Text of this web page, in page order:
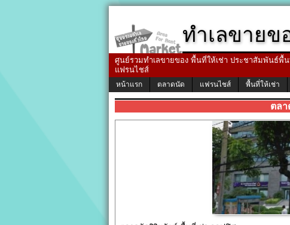
ทำเลขายข
ศูนย์รวมทำเลขายของ พื้นที่ให้เช่า ประชาสัมพันธ์พื้
แฟรนไชส์
หน้าแรก ตลาดนัด แฟรนไชส์ พื้นที่ให้เช่า
ตล